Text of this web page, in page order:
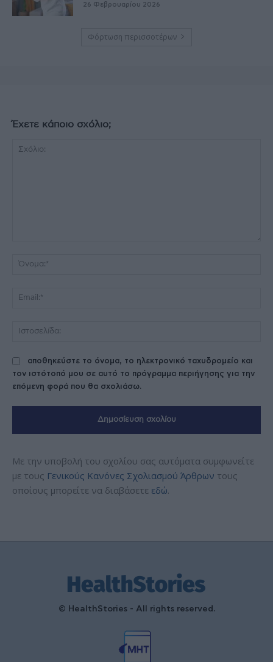
26 Φεβρουαρίου 2026
Φόρτωση περισσοτέρων
Έχετε κάποιο σχόλιο;
αποθηκεύστε το όνομα, το ηλεκτρονικό ταχυδρομείο και
τον ιστότοπό μου σε αυτό το πρόγραμμα περιήγησης για την
επόμενη φορά που θα σχολιάσω.
Με την υποβολή του σχολίου σας αυτόματα συμφωνείτε
με τους Γενικούς Κανόνες Σχολιασμού Άρθρων τους
οποίους μπορείτε να διαβάσετε εδώ.
© HealthStories - All rights reserved.